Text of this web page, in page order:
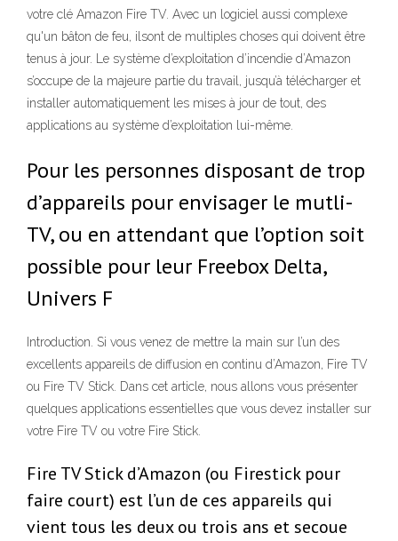
votre clé Amazon Fire TV. Avec un logiciel aussi complexe
qu'un bâton de feu, ilsont de multiples choses qui doivent être
tenus à jour. Le système d’exploitation d’incendie d’Amazon
s’occupe de la majeure partie du travail, jusqu’à télécharger et
installer automatiquement les mises à jour de tout, des
applications au système d’exploitation lui-même.
Pour les personnes disposant de trop
d’appareils pour envisager le mutli-
TV, ou en attendant que l’option soit
possible pour leur Freebox Delta,
Univers F
Introduction. Si vous venez de mettre la main sur l’un des
excellents appareils de diffusion en continu d’Amazon, Fire TV
ou Fire TV Stick. Dans cet article, nous allons vous présenter
quelques applications essentielles que vous devez installer sur
votre Fire TV ou votre Fire Stick.
Fire TV Stick d’Amazon (ou Firestick pour
faire court) est l’un de ces appareils qui
vient tous les deux ou trois ans et secoue